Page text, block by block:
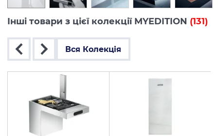
Інші товари з цієї колекції MYEDITION (131)
Вся Колекція